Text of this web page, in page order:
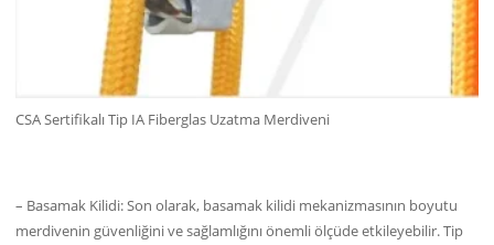
CSA Sertifikalı Tip IA Fiberglas Uzatma Merdiveni
– Basamak Kilidi: Son olarak, basamak kilidi mekanizmasının boyutu
merdivenin güvenliğini ve sağlamlığını önemli ölçüde etkileyebilir. Tip